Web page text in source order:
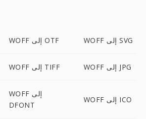
WOFF إلى OTF WOFF إلى SVG
WOFF إلى TIFF WOFF إلى JPG
WOFF إلى
DFONT
WOFF إلى ICO